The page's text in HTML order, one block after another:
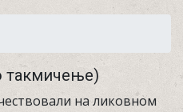
такмичење)
на ликовном